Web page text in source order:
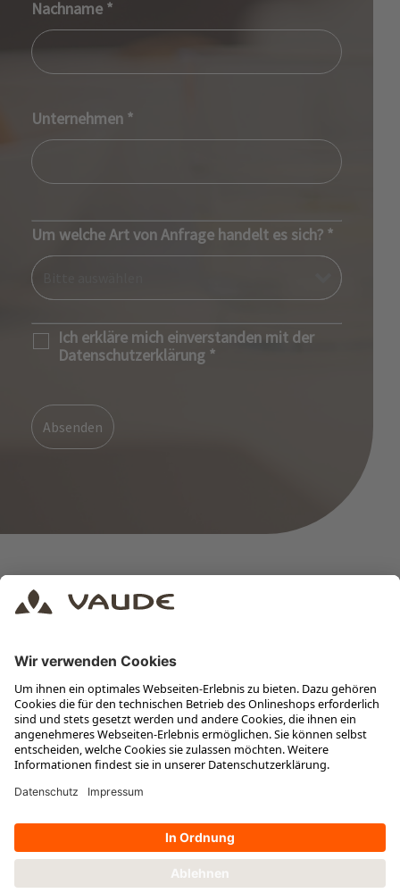
Nachname *
Unternehmen *
Um welche Art von Anfrage handelt es sich? *
Ich erkläre mich einverstanden mit der
Datenschutzerklärung *
Datenschutz-Einstellungen